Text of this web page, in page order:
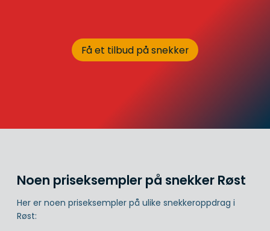
Få et tilbud på snekker
Noen priseksempler på snekker Røst
Her er noen priseksempler på ulike snekkeroppdrag i
Røst: